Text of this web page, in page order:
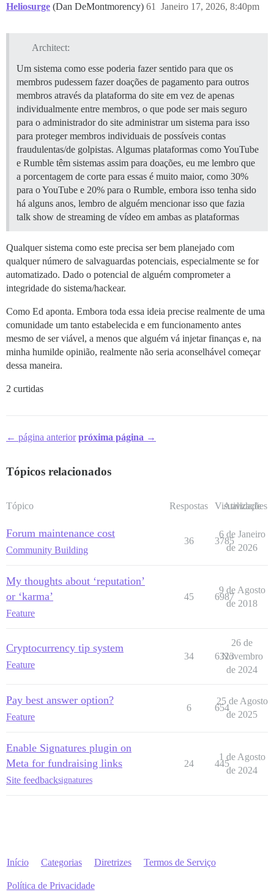
Heliosurge (Dan DeMontmorency) Janeiro 17, 2026, 8:40pm
61
Architect:
Um sistema como esse poderia fazer sentido para que os
membros pudessem fazer doações de pagamento para outros
membros através da plataforma do site em vez de apenas
individualmente entre membros, o que pode ser mais seguro
para o administrador do site administrar um sistema para isso
para proteger membros individuais de possíveis contas
fraudulentas/de golpistas. Algumas plataformas como YouTube
e Rumble têm sistemas assim para doações, eu me lembro que
a porcentagem de corte para essas é muito maior, como 30%
para o YouTube e 20% para o Rumble, embora isso tenha sido
há alguns anos, lembro de alguém mencionar isso que fazia
talk show de streaming de vídeo em ambas as plataformas
Qualquer sistema como este precisa ser bem planejado com
qualquer número de salvaguardas potenciais, especialmente se for
automatizado. Dado o potencial de alguém comprometer a
integridade do sistema/hackear.
Como Ed aponta. Embora toda essa ideia precise realmente de uma
comunidade um tanto estabelecida e em funcionamento antes
mesmo de ser viável, a menos que alguém vá injetar finanças e, na
minha humilde opinião, realmente não seria aconselhável começar
dessa maneira.
2 curtidas
← página anterior próxima página →
Tópicos relacionados
Tópico Respostas Visualizações
Atividade
Forum maintenance cost
Community Building
36 3785
6 de Janeiro
de 2026
My thoughts about ‘reputation’
or ‘karma’
Feature
45 6987
9 de Agosto
de 2018
Cryptocurrency tip system
Feature
34 6323
26 de
Novembro
de 2024
Pay best answer option?
Feature
6 654
25 de Agosto
de 2025
Enable Signatures plugin on
Meta for fundraising links
Site feedbacksignatures
24 445
1 de Agosto
de 2024
Início Categorias Diretrizes Termos de Serviço
Política de Privacidade